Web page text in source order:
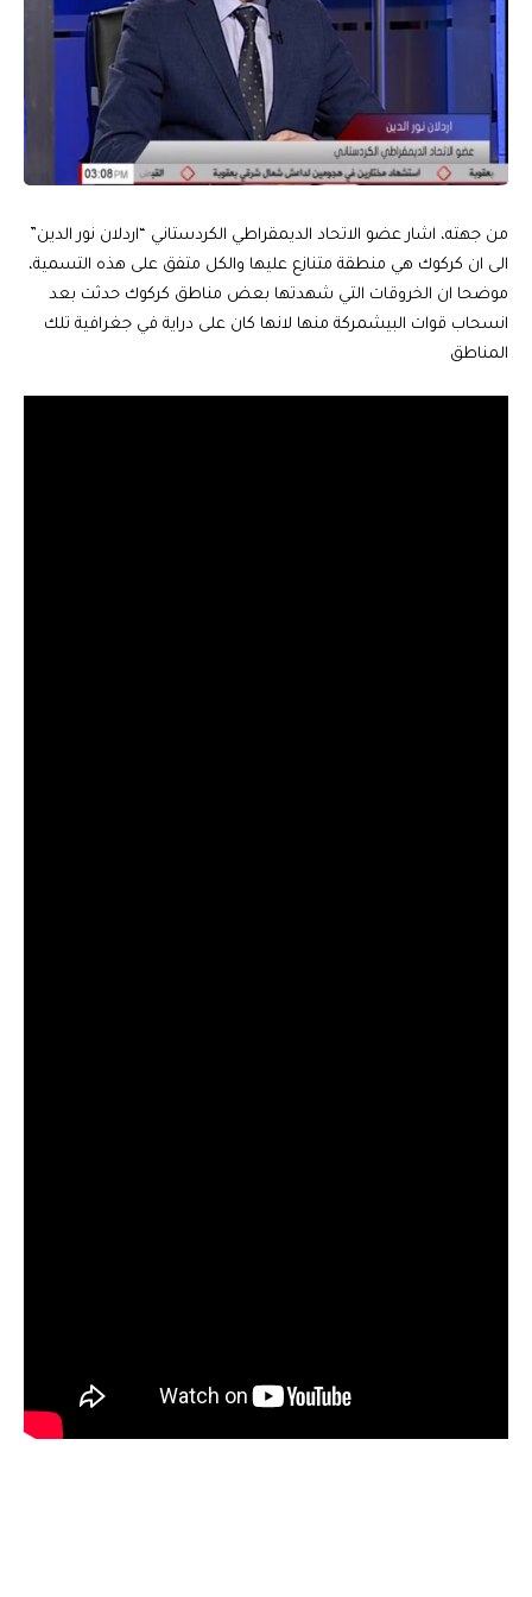
من جهته، اشار عضو الاتحاد الديمقراطي الكردستاني “اردلان نور الدين”
الى ان كركوك هي منطقة متنازع عليها والكل متفق على هذه التسمية،
موضحا ان الخروقات التي شهدتها بعض مناطق كركوك حدثت بعد
انسحاب قوات البيشمركة منها لانها كان على دراية في جغرافية تلك
المناطق